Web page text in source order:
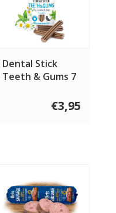
Dental Stick
Teeth & Gums 7
€3,95